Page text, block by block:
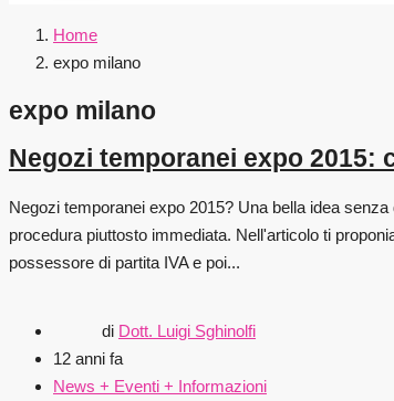
Home
expo milano
expo milano
Negozi temporanei expo 2015:
Negozi temporanei expo 2015? Una bella idea
procedura piuttosto immediata. Nell'articolo ti
possessore di partita IVA e poi...
di Dott. Luigi Sghinolfi
12 anni fa
News + Eventi + Informazioni